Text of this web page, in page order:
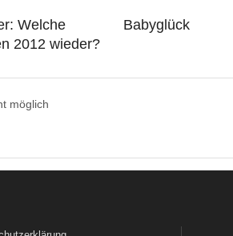
Welche
2012 wieder?
Babyglück
möglich